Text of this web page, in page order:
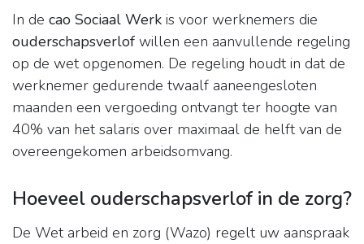
In de cao Sociaal Werk is voor werknemers die
ouderschapsverlof willen een aanvullende regeling
op de wet opgenomen. De regeling houdt in dat de
werknemer gedurende twaalf aaneengesloten
maanden een vergoeding ontvangt ter hoogte van
40% van het salaris over maximaal de helft van de
overeengekomen arbeidsomvang.
Hoeveel ouderschapsverlof in de zorg?
De Wet arbeid en zorg (Wazo) regelt uw aanspraak